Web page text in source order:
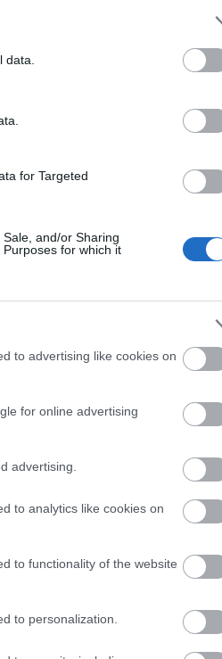
for Targeted
and/or Sharing
for which it
to advertising like cookies on
for online advertising
advertising.
to analytics like cookies on
to functionality of the website
to personalization.
Marcell
Media Kft.
Bognár
Boldog
Enikő
Botár
Cameron
Jones
Chris
Eszter
Csankó
Róbert
Attila
Csillagok
Csomós
Csuha
Csurka